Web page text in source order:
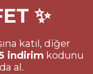
✨
katıl, diğer
indirim kodunu
al.